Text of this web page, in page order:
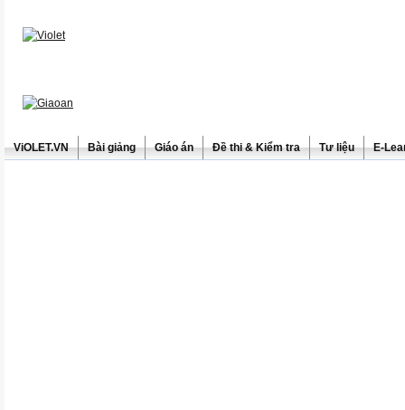
ViOLET.VN Bài giảng Giáo án Đề thi & Kiểm tra Tư liệu E-